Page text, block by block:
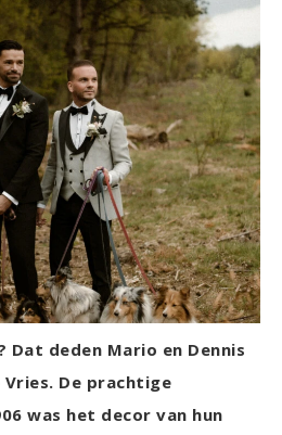
Dat deden Mario en Dennis
De prachtige
was het decor van hun